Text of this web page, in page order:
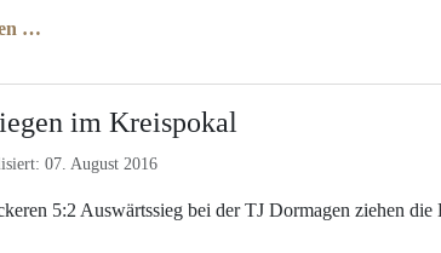
…
im Kreispokal
07. August 2016
5:2 Auswärtssieg bei der TJ Dormagen ziehen die